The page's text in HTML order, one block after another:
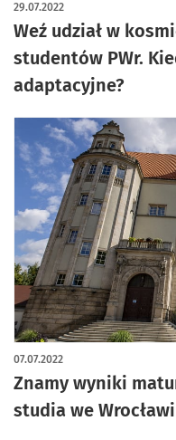
Weź udział w
studentów PWr.
adaptacyjne?
29.07.2022
Znamy wyniki
studia we
07.07.2022